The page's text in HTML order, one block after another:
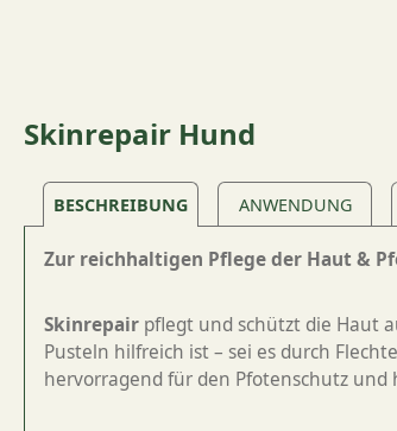
Skinrepair Hund
BESCHREIBUNG ANWENDUNG
Zur reichhaltigen Pflege der Haut &
Skinrepair pflegt und schützt die Haut
Pusteln hilfreich ist – sei es durch
hervorragend für den Pfotenschutz und